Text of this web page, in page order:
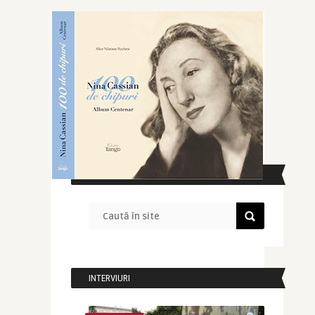
CAUTĂ ÎN SITE
INTERVIURI